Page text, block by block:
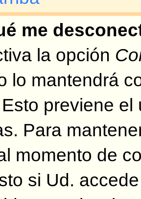
pero no puedo
que está
correctos.
posibilidades: si
COPPA y Ud.
se registraba
que recibió. Si
cuenta debe
vea las
dejan que sus